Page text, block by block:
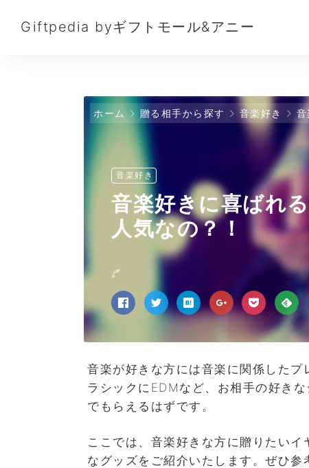
Giftpedia byギフトモール&アニー
ホーム 贈る相手から探す 音楽好き
音楽好き
音楽好きに喜ばれ
人気なの？！
音楽が好きな方には音楽に関係した
ラシックにEDMなど、お相手の好き
でもらえるはずです。
ここでは、音楽好きな方に贈りたい
なグッズをご紹介いたします。ぜひ参